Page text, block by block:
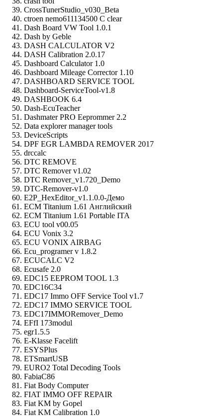
CrossTunerStudio_v030_Beta
ctroen nemo611134500 C clear
Dash Board VW Tool 1.0.1
Dash by Geble
DASH CALCULATOR V2
DASH Calibration 2.0.17
Dashboard Calculator 1.0
Dashboard Mileage Corrector 1.10
DASHBOARD SERVICE TOOL
Dashboard-ServiceTool-v1.8
DASHBOOK 6.4
Dash-EcuTeacher
Dashmater PRO Eeprommer 2.2
Data explorer manager tools
DeviceScripts
DPF EGR LAMBDA REMOVER 2017
drccalc
DTC REMOVE
DTC Remover v1.02
DTC Remover_v1.720_Demo
DTC-Remover-v1.0
E2P_HexEditor_v1.1.0.0-Демо
ECM Titanium 1.61 Английский
ECM Titanium 1.61 Portable ITA
ECU tool v00.05
ECU Vonix 3.2
ECU VONIX AIRBAG
Ecu_programer v 1.8.2
ECUCALC V2
Ecusafe 2.0
EDC15 EEPROM TOOL 1.3
EDC16C34
EDC17 Immo OFF Service Tool v1.7
EDC17 IMMO SERVICE TOOL
EDC17IMMORemover_Demo
EFfI 173modul
egr1.5.5
E-Klasse Facelift
ESYSPlus
ETSmartUSB
EURO2 Total Decoding Tools
FabiaC86
Fiat Body Computer
FIAT IMMO OFF REPAIR
Fiat KM by Gopel
Fiat KM Calibration 1.0